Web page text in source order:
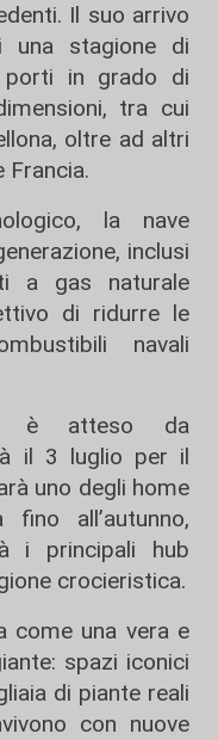
Il suo arrivo
una stagione di
porti in grado di
tra cui
, oltre ad altri
Francia.
la nave
inclusi
a gas naturale
di ridurre le
navali
è atteso da
il 3 luglio per il
uno degli home
fino all’autunno,
i principali hub
crocieristica.
come una vera e
spazi iconici
di piante reali
con nuove